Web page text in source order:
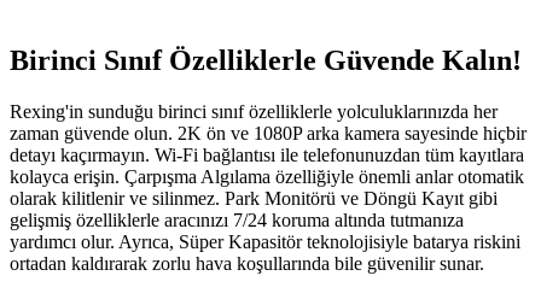
Birinci Sınıf Özelliklerle Güvende Kalın!
Rexing'in sunduğu birinci sınıf özelliklerle yolculuklarınızda her
zaman güvende olun. 2K ön ve 1080P arka kamera sayesinde hiçbir
detayı kaçırmayın. Wi-Fi bağlantısı ile telefonunuzdan tüm kayıtlara
kolayca erişin. Çarpışma Algılama özelliğiyle önemli anlar otomatik
olarak kilitlenir ve silinmez. Park Monitörü ve Döngü Kayıt gibi
gelişmiş özelliklerle aracınızı 7/24 koruma altında tutmanıza
yardımcı olur. Ayrıca, Süper Kapasitör teknolojisiyle batarya riskini
ortadan kaldırarak zorlu hava koşullarında bile güvenilir sunar.